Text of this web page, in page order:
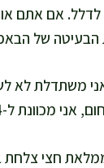
של
משתדלת לא
שהעוף מוכן בלי ייבוש מיותר.
חצי צלחת